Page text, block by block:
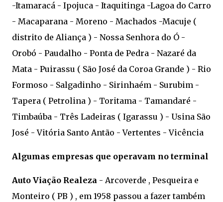
-Itamaracá - Ipojuca - Itaquitinga -Lagoa do Carro
- Macaparana - Moreno - Machados -Macuje (
distrito de Aliança ) - Nossa Senhora do Ó -
Orobó - Paudalho - Ponta de Pedra - Nazaré da
Mata - Puirassu ( São José da Coroa Grande ) - Rio
Formoso - Salgadinho - Sirinhaém - Surubim -
Tapera ( Petrolina ) - Toritama - Tamandaré -
Timbaúba - Três Ladeiras ( Igarassu ) - Usina São
José - Vitória Santo Antão - Vertentes - Vicência
Algumas empresas que operavam no terminal
Auto Viação Realeza - Arcoverde , Pesqueira e
Monteiro ( PB ) , em 1958 passou a fazer também